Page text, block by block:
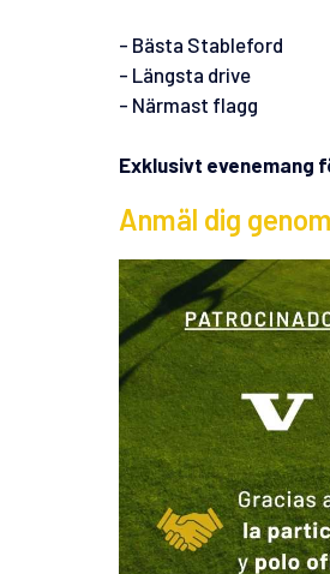
- Bästa Stableford
- Längsta drive
- Närmast flagg
Exklusivt evenemang
Anmäl dig